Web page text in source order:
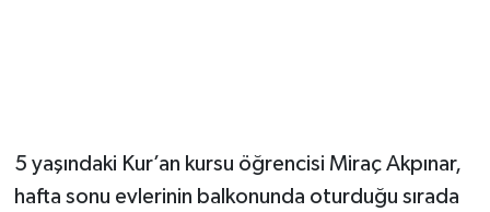
5 yaşındaki Kur’an kursu öğrencisi Miraç Akpınar,
hafta sonu evlerinin balkonunda oturduğu sırada